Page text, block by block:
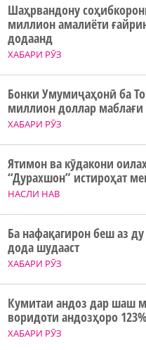
ХАБАРИ РӮЗ
Шаҳрвандону
миллион амалиёти
додаанд
ХАБАРИ РӮЗ
Бонки Умумиҷаҳонӣ ба
миллион доллар маблағи
НАСЛИ НАВ
Ятимон ва кӯдакони
“Дурахшон” истироҳат
ХАБАРИ РӮЗ
Ба нафақагирон беш аз
дода шудааст
ХАБАРИ РӮЗ
Кумитаи андоз дар шаш
воридоти андозҳоро